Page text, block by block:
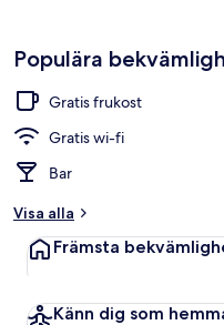
Populära
Gratis frukost
Gratis wi-fi
Bar
Visa alla
Främsta
Känn dig som